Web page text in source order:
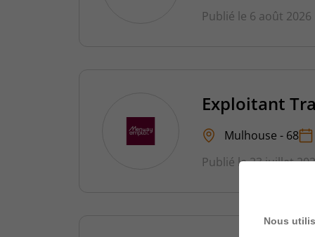
Publié le 6 août 2026
Exploitant
Mulhouse - 68
Publié le 23 juillet
Nous